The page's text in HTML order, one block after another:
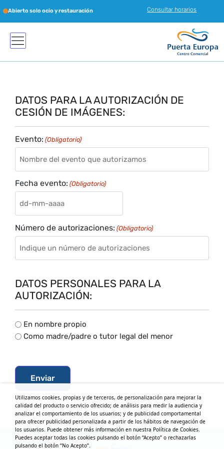
Abierto solo ocio y restauración Consultar horarios
DATOS PARA LA AUTORIZACIÓN DE
CESIÓN DE IMÁGENES:
Evento: (Obligatorio)
Fecha evento: (Obligatorio)
Número de autorizaciones: (Obligatorio)
DATOS PERSONALES PARA LA
AUTORIZACIÓN:
Selecciona
la
En nombre propio
Como madre/padre o tutor legal del menor
Utilizamos cookies, propias y de terceros, de personalización para mejorar la
calidad del producto o servicio ofrecido; de análisis para medir la audiencia y
analizar el comportamiento de los usuarios; y de publicidad comportamental
para ofrecer publicidad personalizada a partir de los hábitos de navegación de
los usuarios. Puede obtener más información en nuestra Política de Cookies.
Puedes aceptar todas las cookies pulsando el botón “Acepto” o rechazarlas
pulsando el botón “No Acepto”.